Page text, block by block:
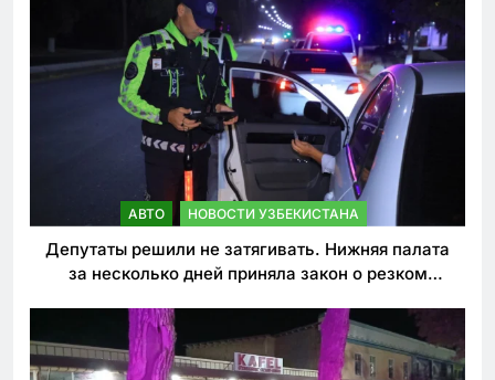
АВТО НОВОСТИ УЗБЕКИСТАНА
Депутаты решили не затягивать. Нижняя палата
за несколько дней приняла закон о резком